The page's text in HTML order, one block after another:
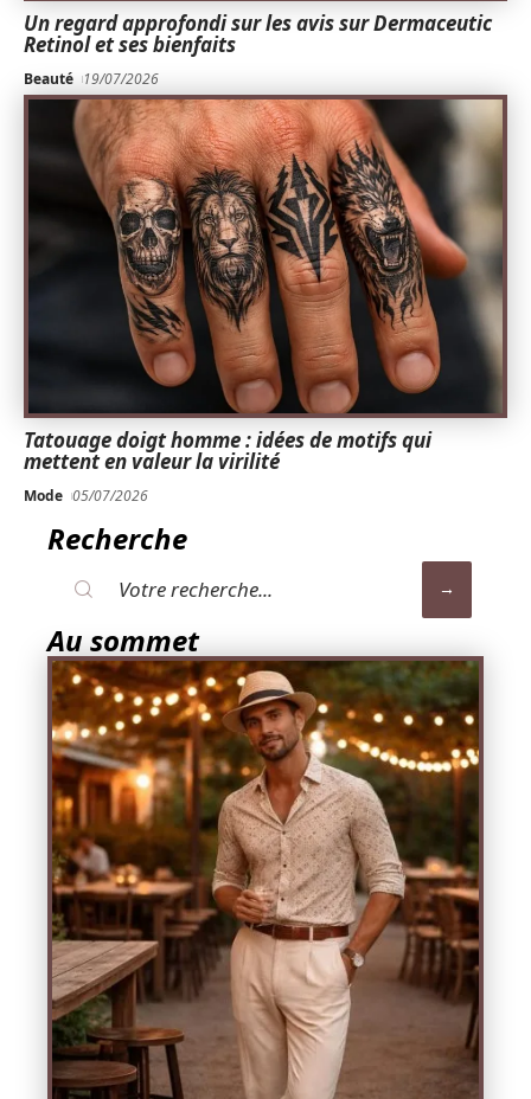
Un regard approfondi sur les avis sur Dermaceutic
Retinol et ses bienfaits
Beauté 19/07/2026
Tatouage doigt homme : idées de motifs qui
mettent en valeur la virilité
Mode 05/07/2026
Recherche
Au sommet